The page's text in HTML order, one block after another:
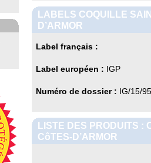
LABELS COQUILLE
D’ARMOR
Label français :
Label européen : IGP
Numéro de dossier : IG/15/95
LISTE DES PRODUITS :
CôTES-D’ARMOR